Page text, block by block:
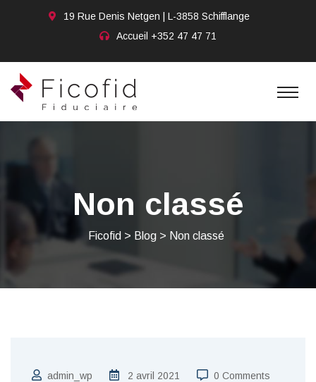
19 Rue Denis Netgen | L-3858 Schifflange
Accueil +352 47 47 71
Non classé
Ficofid > Blog > Non classé
admin_wp 2 avril 2021 0 Comments